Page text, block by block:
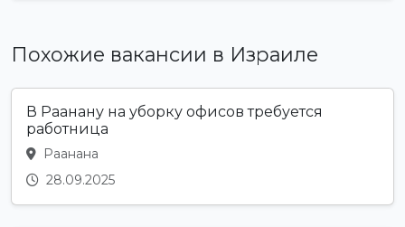
Похожие вакансии в Израиле
В Раанану на уборку офисов требуется
работница
Раанана
28.09.2025